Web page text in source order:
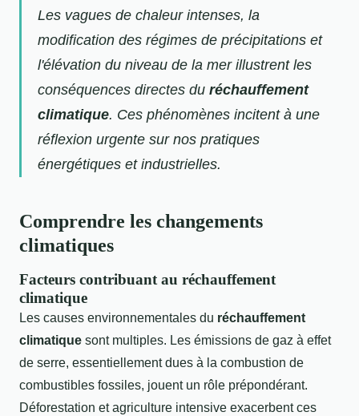
Les vagues de chaleur intenses, la
modification des régimes de précipitations et
l'élévation du niveau de la mer illustrent les
conséquences directes du réchauffement
climatique. Ces phénomènes incitent à une
réflexion urgente sur nos pratiques
énergétiques et industrielles.
Comprendre les changements
climatiques
Facteurs contribuant au réchauffement
climatique
Les causes environnementales du réchauffement
climatique sont multiples. Les émissions de gaz à effet
de serre, essentiellement dues à la combustion de
combustibles fossiles, jouent un rôle prépondérant.
Déforestation et agriculture intensive exacerbent ces